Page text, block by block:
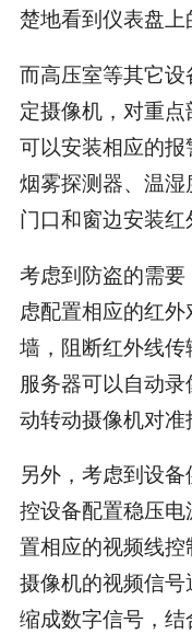
楚地看到仪表盘上
而高压室等其它
定摄像机，对重
可以安装相应的
烟雾探测器、温
门口和窗边安装红
考虑到防盗的需
虑配置相应的红
墙，阻断红外线
服务器可以自动
动转动摄像机对准
另外，考虑到设
控设备配置稳压
置相应的视频线
摄像机的视频信
缩成数字信号，